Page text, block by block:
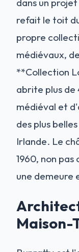
dans un
refait le toit
propre
médiévaux,
**Collection
abrite plus
médiéval et
des plus
Irlande. Le
1960, non pas
une demeure
Maison-